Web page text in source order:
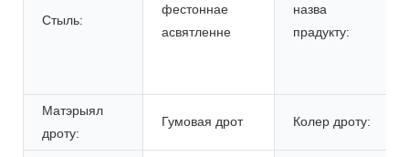
Стыль:
фестоннае
асвятленне
назва
прадукту:
Матэрыял
дроту:
Гумовая дрот Колер дроту: